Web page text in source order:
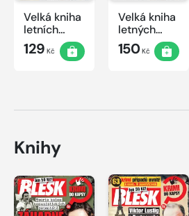
Velká kniha
letních
křížovek
2026
129 Kč
Velká kniha
letných
krížoviek s
TV JOJ
150Kč
Knihy